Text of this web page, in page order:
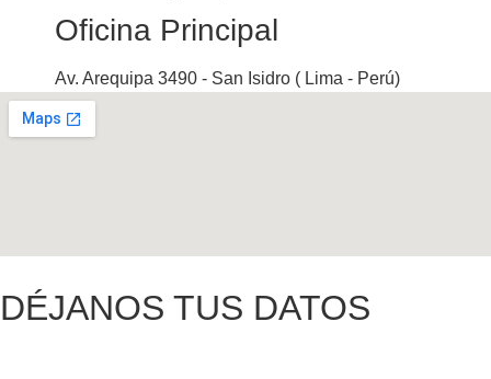
Oficina Principal
Av. Arequipa 3490 - San Isidro ( Lima - Perú)
DÉJANOS TUS DATOS